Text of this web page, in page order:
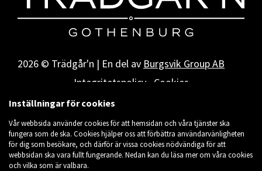
2026 © Trädgår'n | En del av Burgsvik Group AB
Integritetspolicy
Cookies
Inställningar för cookies
Vår webbsida använder cookies för att hemsidan och våra tjänster ska
fungera som de ska. Cookies hjälper oss att förbättra användarvänligheten
för dig som besökare, och därför är vissa cookies nödvändiga för att
webbsidan ska vara fullt fungerande. Nedan kan du läsa mer om våra cookies
och vilka som är valbara.